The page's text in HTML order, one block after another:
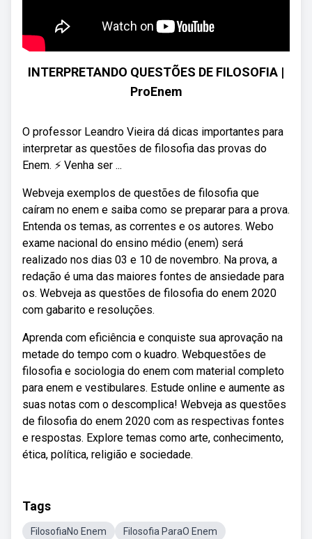
INTERPRETANDO QUESTÕES DE FILOSOFIA |
ProEnem
O professor Leandro Vieira dá dicas importantes para
interpretar as questões de filosofia das provas do
Enem. ⚡ Venha ser ...
Webveja exemplos de questões de filosofia que
caíram no enem e saiba como se preparar para a prova.
Entenda os temas, as correntes e os autores. Webo
exame nacional do ensino médio (enem) será
realizado nos dias 03 e 10 de novembro. Na prova, a
redação é uma das maiores fontes de ansiedade para
os. Webveja as questões de filosofia do enem 2020
com gabarito e resoluções.
Aprenda com eficiência e conquiste sua aprovação na
metade do tempo com o kuadro. Webquestões de
filosofia e sociologia do enem com material completo
para enem e vestibulares. Estude online e aumente as
suas notas com o descomplica! Webveja as questões
de filosofia do enem 2020 com as respectivas fontes
e respostas. Explore temas como arte, conhecimento,
ética, política, religião e sociedade.
Tags
FilosofiaNo Enem
Filosofia ParaO Enem